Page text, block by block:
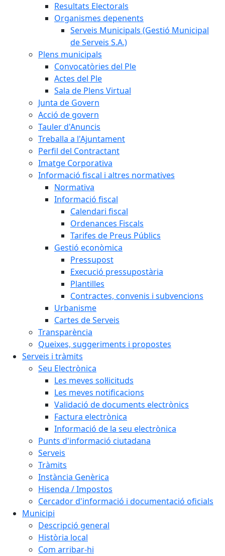
Resultats Electorals
Organismes depenents
Serveis Municipals (Gestió Municipal
de Serveis S.A.)
Plens municipals
Convocatòries del Ple
Actes del Ple
Sala de Plens Virtual
Junta de Govern
Acció de govern
Tauler d'Anuncis
Treballa a l'Ajuntament
Perfil del Contractant
Imatge Corporativa
Informació fiscal i altres normatives
Normativa
Informació fiscal
Calendari fiscal
Ordenances Fiscals
Tarifes de Preus Públics
Gestió econòmica
Pressupost
Execució pressupostària
Plantilles
Contractes, convenis i subvencions
Urbanisme
Cartes de Serveis
Transparència
Queixes, suggeriments i propostes
Serveis i tràmits
Seu Electrònica
Les meves sol·licituds
Les meves notificacions
Validació de documents electrònics
Factura electrònica
Informació de la seu electrònica
Punts d'informació ciutadana
Serveis
Tràmits
Instància Genèrica
Hisenda / Impostos
Cercador d'informació i documentació oficials
Municipi
Descripció general
Història local
Com arribar-hi